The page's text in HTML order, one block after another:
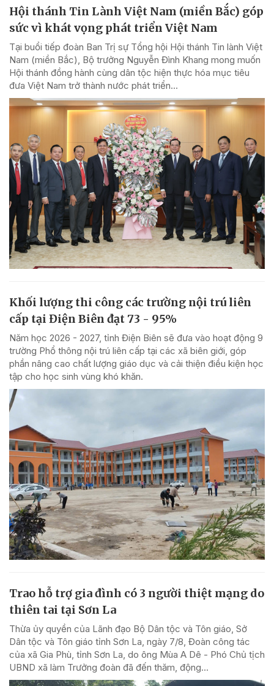
Hội thánh Tin Lành Việt Nam (miền Bắc) góp
sức vì khát vọng phát triển Việt Nam
Tại buổi tiếp đoàn Ban Trị sự Tổng hội Hội thánh Tin lành Việt
Nam (miền Bắc), Bộ trưởng Nguyễn Đình Khang mong muốn
Hội thánh đồng hành cùng dân tộc hiện thực hóa mục tiêu
đưa Việt Nam trở thành nước phát triển...
Khối lượng thi công các trường nội trú liên
cấp tại Điện Biên đạt 73 - 95%
Năm học 2026 - 2027, tỉnh Điện Biên sẽ đưa vào hoạt động 9
trường Phổ thông nội trú liên cấp tại các xã biên giới, góp
phần nâng cao chất lượng giáo dục và cải thiện điều kiện học
tập cho học sinh vùng khó khăn.
Trao hỗ trợ gia đình có 3 người thiệt mạng do
thiên tai tại Sơn La
Thừa ủy quyền của Lãnh đạo Bộ Dân tộc và Tôn giáo, Sở
Dân tộc và Tôn giáo tỉnh Sơn La, ngày 7/8, Đoàn công tác
của xã Gia Phù, tỉnh Sơn La, do ông Mùa A Dê - Phó Chủ tịch
UBND xã làm Trưởng đoàn đã đến thăm, động...